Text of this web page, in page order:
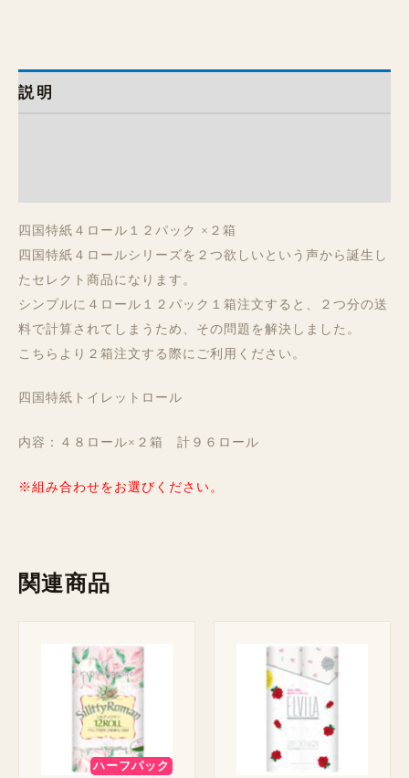
説明
四国特紙４ロール１２パック ×２箱
四国特紙４ロールシリーズを２つ欲しいという声から誕生し
たセレクト商品になります。
シンプルに４ロール１２パック１箱注文すると、２つ分の送
料で計算されてしまうため、その問題を解決しました。
こちらより２箱注文する際にご利用ください。
四国特紙トイレットロール
内容：４８ロール×２箱 計９６ロール
※組み合わせをお選びください。
関連商品
ハーフパック